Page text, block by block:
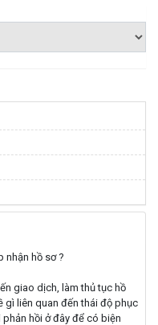
nhận hồ sơ ?
giao dịch, làm thủ tục hồ
gì liên quan đến thái độ phục
phản hồi ở đây để có biện